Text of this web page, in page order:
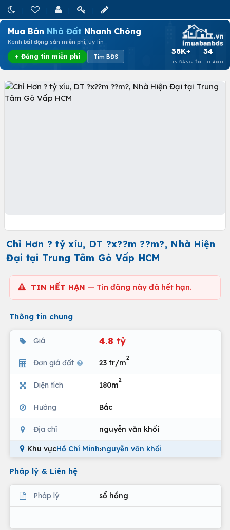
Mua Bán Nhà Đất Nhanh Chóng
Kênh bất động sản miễn phí, uy tín
+ Đăng tin miễn phí Tìm BĐS
38K+
TIN ĐĂNG
34
TỈNH THÀNH
Chỉ Hơn ? tỷ xíu, DT ?x??m ??m?, Nhà Hiện
Đại tại Trung Tâm Gò Vấp HCM
TIN HẾT HẠN — Tin đăng này đã hết hạn.
Thông tin chung
Giá 4.8 tỷ
Đơn giá đất 23 tr/m
2
Diện tích 180m
2
Hướng Bắc
Địa chỉ nguyễn văn khối
Khu vựcHồ Chí Minh›nguyễn văn khối
Pháp lý & Liên hệ
Pháp lý sổ hồng